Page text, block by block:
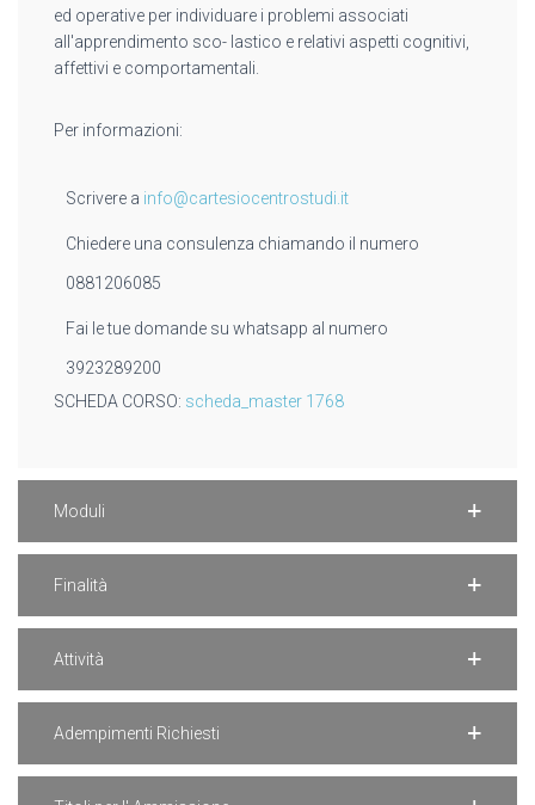
ed operative per individuare i problemi associati
all'apprendimento sco- lastico e relativi aspetti cognitivi,
affettivi e comportamentali.
Per informazioni:
Scrivere a info@cartesiocentrostudi.it
Chiedere una consulenza chiamando il numero
0881206085
Fai le tue domande su whatsapp al numero
3923289200
SCHEDA CORSO: scheda_master 1768
Moduli
Finalità
Attività
Adempimenti Richiesti